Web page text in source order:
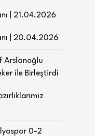
| 21.04.2026
| 20.04.2026
Arslanoğlu
ile Birleştirdi
0-2